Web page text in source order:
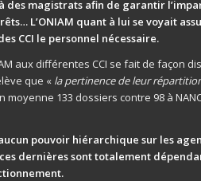
des magistrats afin de garantir
L’ONIAM quant à lui se voyait
CCI le personnel nécessaire.
aux différentes CCI se fait de façon
que « la pertinence de leur
133 dossiers contre 98 à
pouvoir hiérarchique sur les
dernières sont totalement